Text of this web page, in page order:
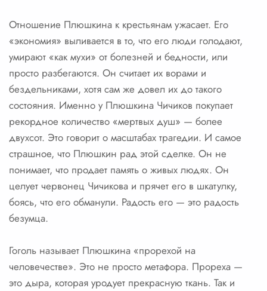
Отношение Плюшкина к крестьянам ужасает. Его
«экономия» выливается в то, что его люди голодают,
умирают «как мухи» от болезней и бедности, или
просто разбегаются. Он считает их ворами и
бездельниками, хотя сам же довел их до такого
состояния. Именно у Плюшкина Чичиков покупает
рекордное количество «мертвых душ» — более
двухсот. Это говорит о масштабах трагедии. И самое
страшное, что Плюшкин рад этой сделке. Он не
понимает, что продает память о живых людях. Он
целует червонец Чичикова и прячет его в шкатулку,
боясь, что его обманули. Радость его — это радость
безумца.
Гоголь называет Плюшкина «прорехой на
человечестве». Это не просто метафора. Прореха —
это дыра, которая уродует прекрасную ткань. Так и